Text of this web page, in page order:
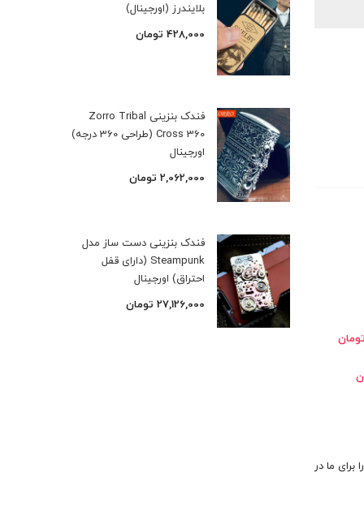
ما در
بلایندرز (اورجینال)
428,000 تومان
فندک بنزینی Zorro Tribal
Cross 360 (طراحی 360 درجه)
اورجینال
2,062,000 تومان
فندک بنزینی دست ساز مدل
Steampunk (دارای قفل
احتراق) اورجینال
27,126,000 تومان